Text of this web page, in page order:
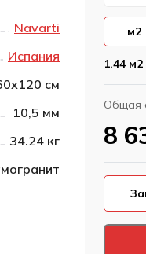
Navarti
Испания
см
10,5 мм
34.24 кг
м2
1.44
Общая
8